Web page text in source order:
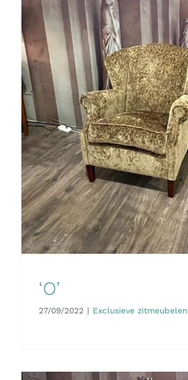
‘O’
27/09/2022 | Exclusieve zitmeubelen